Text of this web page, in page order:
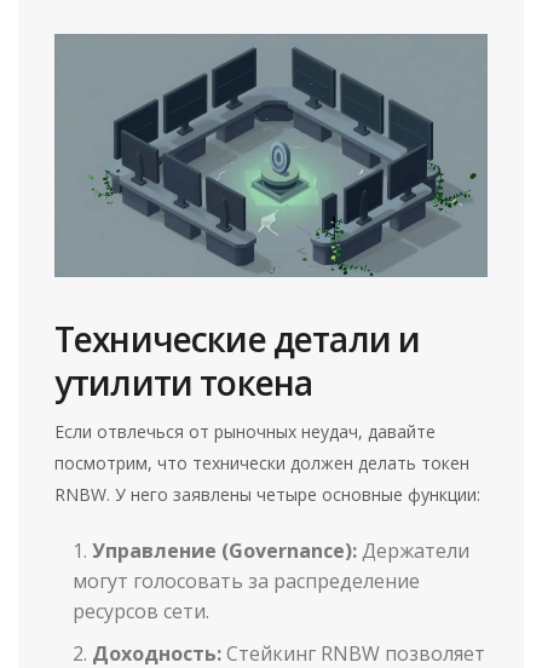
Технические детали и
утилити токена
Если отвлечься от рыночных неудач, давайте
посмотрим, что технически должен делать токен
RNBW. У него заявлены четыре основные функции:
Управление (Governance):Держатели
могут голосовать за распределение
ресурсов сети.
Доходность:Стейкинг RNBW позволяет